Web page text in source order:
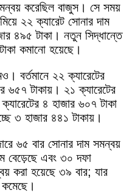
করেছিল বাজুস। সে সময়
২২ ক্যারেট সোনার দাম
৪৯৫ টাকা। নতুন সিদ্ধান্তে
কমানো হয়েছে।
বর্তমানে ২২ ক্যারেটের
৬৫৭ টাকায়। ২১ ক্যারেটের
৪ হাজার ৬০৭ টাকা
৩ হাজার ৪৪১ টাকায়।
৬৫ বার সোনার দাম সমন্বয়
বেড়েছে এবং ৩০ দফা
করা হয়েছে ৩৯ বার; যার